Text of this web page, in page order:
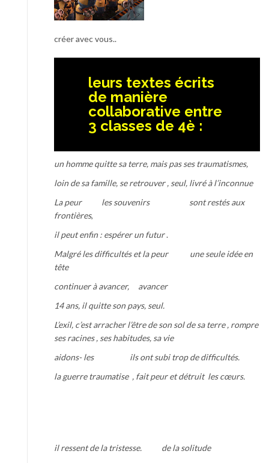
créer avec vous..
leurs textes écrits
de manière
collaborative entre
3 classes de 4è :
un homme quitte sa terre, mais pas ses traumatismes,
loin de sa famille, se retrouver , seul, livré à l’inconnue
La peur les souvenirs sont restés aux
frontières,
il peut enfin : espérer un futur.
Malgré les difficultés et la peur une seule idée en
tête
continuer à avancer, avancer
14 ans, il quitte son pays, seul.
L’exil, c’est arracher l’être de son sol de sa terre , rompre
ses racines , ses habitudes, sa vie
aidons- les ils ont subi trop de difficultés.
la guerre traumatise , fait peur et détruit les cœurs.
il ressent de la tristesse. de la solitude